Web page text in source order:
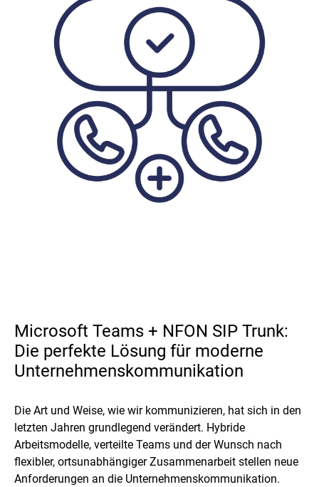
Microsoft Teams + NFON SIP Trunk:
Die perfekte Lösung für moderne
Unternehmenskommunikation
Die Art und Weise, wie wir kommunizieren, hat sich in den
letzten Jahren grundlegend verändert. Hybride
Arbeitsmodelle, verteilte Teams und der Wunsch nach
flexibler, ortsunabhängiger Zusammenarbeit stellen neue
Anforderungen an die Unternehmenskommunikation.